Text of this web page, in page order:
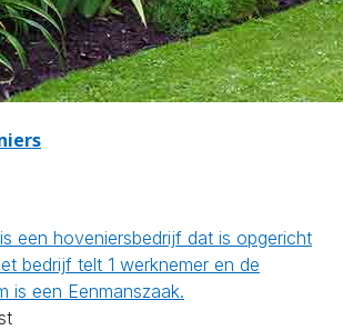
een hoveniersbedrijf dat is opgericht
bedrijf telt 1 werknemer en de
is een Eenmanszaak.